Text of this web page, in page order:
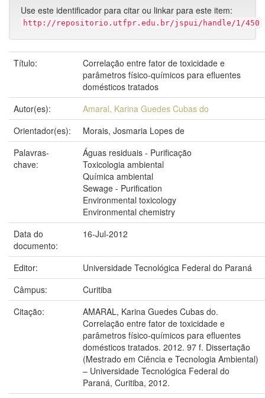
Use este identificador para citar ou linkar para este item:
http://repositorio.utfpr.edu.br/jspui/handle/1/450
Título:
Correlação entre fator de toxicidade e
parâmetros físico-químicos para efluentes
domésticos tratados
Autor(es):
Amaral, Karina Guedes Cubas do
Orientador(es):
Morais, Josmaria Lopes de
Palavras-
chave:
Águas residuais - Purificação
Toxicologia ambiental
Química ambiental
Sewage - Purification
Environmental toxicology
Environmental chemistry
Data do
documento:
16-Jul-2012
Editor:
Universidade Tecnológica Federal do Paraná
Câmpus:
Curitiba
Citação:
AMARAL, Karina Guedes Cubas do.
Correlação entre fator de toxicidade e
parâmetros físico-químicos para efluentes
domésticos tratados. 2012. 97 f. Dissertação
(Mestrado em Ciência e Tecnologia Ambiental)
– Universidade Tecnológica Federal do
Paraná, Curitiba, 2012.